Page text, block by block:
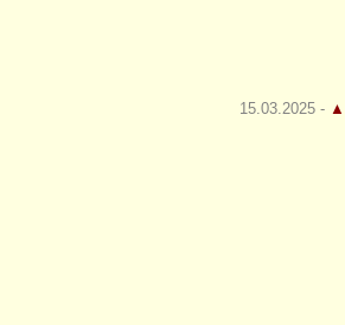
15.03.2025 - ▲